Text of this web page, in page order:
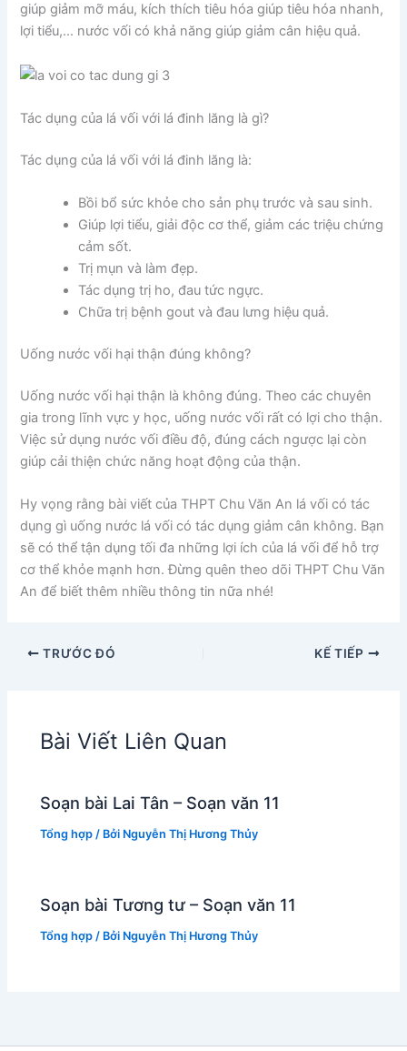
giúp giảm mỡ máu, kích thích tiêu hóa giúp tiêu hóa nhanh,
lợi tiểu,… nước vối có khả năng giúp giảm cân hiệu quả.
Tác dụng của lá vối với lá đinh lăng là gì?
Tác dụng của lá vối với lá đinh lăng là:
Bồi bổ sức khỏe cho sản phụ trước và sau sinh.
Giúp lợi tiểu, giải độc cơ thể, giảm các triệu chứng
cảm sốt.
Trị mụn và làm đẹp.
Tác dụng trị ho, đau tức ngực.
Chữa trị bệnh gout và đau lưng hiệu quả.
Uống nước vối hại thận đúng không?
Uống nước vối hại thận là không đúng. Theo các chuyên
gia trong lĩnh vực y học, uống nước vối rất có lợi cho thận.
Việc sử dụng nước vối điều độ, đúng cách ngược lại còn
giúp cải thiện chức năng hoạt động của thận.
Hy vọng rằng bài viết của THPT Chu Văn An lá vối có tác
dụng gì uống nước lá vối có tác dụng giảm cân không. Bạn
sẽ có thể tận dụng tối đa những lợi ích của lá vối để hỗ trợ
cơ thể khỏe mạnh hơn. Đừng quên theo dõi THPT Chu Văn
An để biết thêm nhiều thông tin nữa nhé!
TRƯỚC ĐÓ KẾ TIẾP
Bài Viết Liên Quan
Soạn bài Lai Tân – Soạn văn 11
Tổng hợp / Bởi Nguyễn Thị Hương Thủy
Soạn bài Tương tư – Soạn văn 11
Tổng hợp / Bởi Nguyễn Thị Hương Thủy